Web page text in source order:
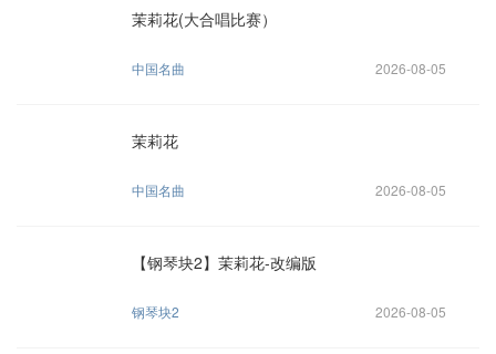
茉莉花(大合唱比赛）
中国名曲 2026-08-05
茉莉花
中国名曲 2026-08-05
【钢琴块2】茉莉花-改编版
钢琴块2 2026-08-05